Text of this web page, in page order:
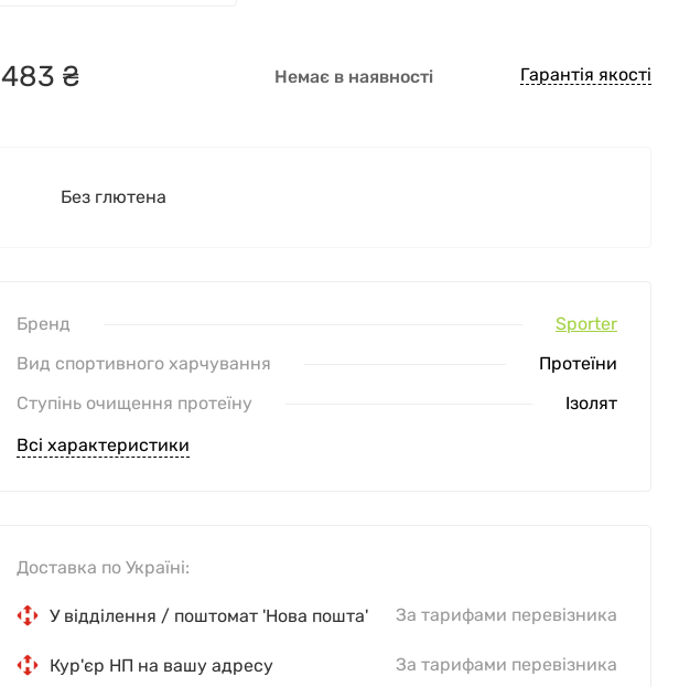
483 ₴ Немає в наявності Гарантія якості
Без глютена
Доставка по Україні:
У відділення / поштомат 'Нова пошта' За тарифами перевізника
Кур'єр НП на вашу адресу За тарифами перевізника
Бренд
Sporter
Вид спортивного харчування
Протеїни
Ступінь очищення протеїну
Ізолят
Всі характеристики